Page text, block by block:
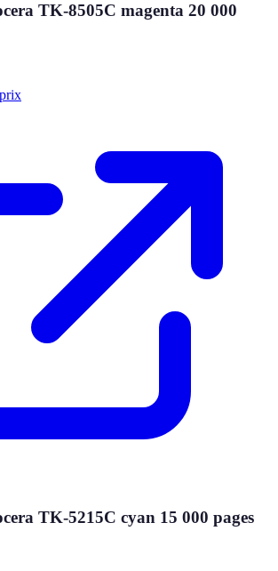
TK-8505C magenta 20 000
TK-5215C cyan 15 000 pages